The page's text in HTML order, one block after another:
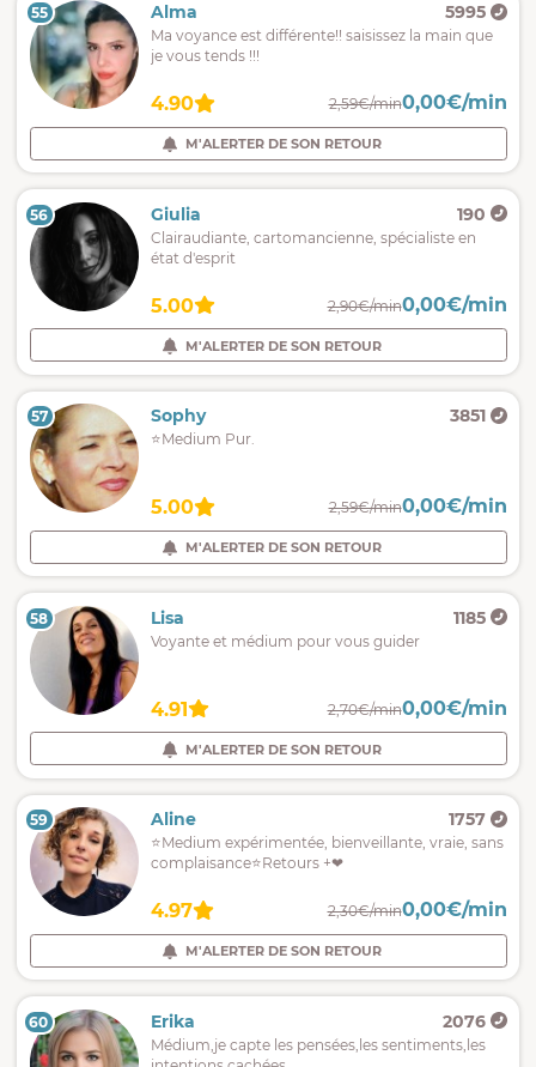
55 Alma 5995
Ma voyance est différente!! saisissez la main que
je vous tends !!!
4.90 2,59€/min0,00€/min
M'ALERTER DE SON RETOUR
56 Giulia 190
Clairaudiante, cartomancienne, spécialiste en
état d'esprit
5.00 2,90€/min0,00€/min
M'ALERTER DE SON RETOUR
57 Sophy 3851
⭐Medium Pur.
5.00 2,59€/min0,00€/min
M'ALERTER DE SON RETOUR
58 Lisa 1185
Voyante et médium pour vous guider
4.91 2,70€/min0,00€/min
M'ALERTER DE SON RETOUR
59 Aline 1757
⭐Medium expérimentée, bienveillante, vraie, sans
complaisance⭐Retours +❤
4.97 2,30€/min0,00€/min
M'ALERTER DE SON RETOUR
60 Erika 2076
Médium,je capte les pensées,les sentiments,les